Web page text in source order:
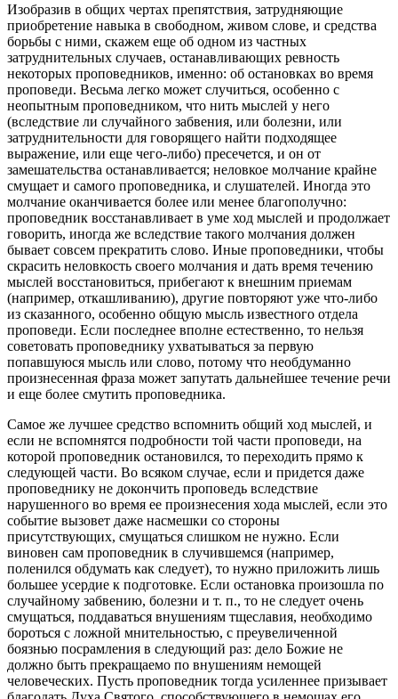
Изобразив в общих чертах препятствия, затрудняющие
приобретение навыка в свободном, живом слове, и средства
борьбы с ними, скажем еще об одном из частных
затруднительных случаев, останавливающих ревность
некоторых проповедников, именно: об остановках во время
проповеди. Весьма легко может случиться, особенно с
неопытным проповедником, что нить мыслей у него
(вследствие ли случайного забвения, или болезни, или
затруднительности для говорящего найти подходящее
выражение, или еще чего-либо) пресечется, и он от
замешательства останавливается; неловкое молчание крайне
смущает и самого проповедника, и слушателей. Иногда это
молчание оканчивается более или менее благополучно:
проповедник восстанавливает в уме ход мыслей и продолжает
говорить, иногда же вследствие такого молчания должен
бывает совсем прекратить слово. Иные проповедники, чтобы
скрасить неловкость своего молчания и дать время течению
мыслей восстановиться, прибегают к внешним приемам
(например, откашливанию), другие повторяют уже что-либо
из сказанного, особенно общую мысль известного отдела
проповеди. Если последнее вполне естественно, то нельзя
советовать проповеднику ухватываться за первую
попавшуюся мысль или слово, потому что необдуманно
произнесенная фраза может запутать дальнейшее течение речи
и еще более смутить проповедника.
Самое же лучшее средство вспомнить общий ход мыслей, и
если не вспомнятся подробности той части проповеди, на
которой проповедник остановился, то переходить прямо к
следующей части. Во всяком случае, если и придется даже
проповеднику не докончить проповедь вследствие
нарушенного во время ее произнесения хода мыслей, если это
событие вызовет даже насмешки со стороны
присутствующих, смущаться слишком не нужно. Если
виновен сам проповедник в случившемся (например,
поленился обдумать как следует), то нужно приложить лишь
большее усердие к подготовке. Если остановка произошла по
случайному забвению, болезни и т. п., то не следует очень
смущаться, поддаваться внушениям тщеславия, необходимо
бороться с ложной мнительностью, с преувеличенной
боязнью посрамления в следующий раз: дело Божие не
должно быть прекращаемо по внушениям немощей
человеческих. Пусть проповедник тогда усиленнее призывает